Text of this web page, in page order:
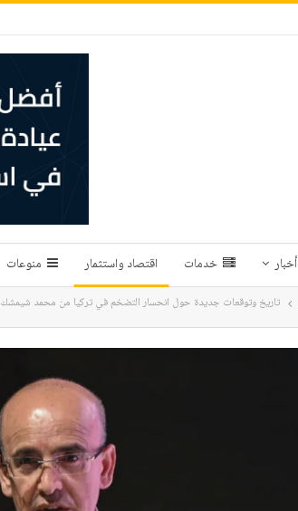
أخبار خدمات اقتصاد واستثمار منوعات
تاريخ وتوقعات جديدة حول انحسار التضخم في تركيا من محمد شيمشك